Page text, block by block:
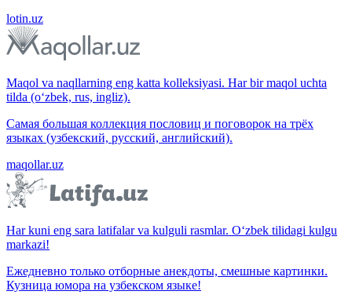
lotin.uz
Maqol va naqllarning eng katta kolleksiyasi. Har bir maqol uchta
tilda (o‘zbek, rus, ingliz).
Самая большая коллекция пословиц и поговорок на трёх
языках (узбекский, русский, английский).
maqollar.uz
Har kuni eng sara latifalar va kulguli rasmlar. O‘zbek tilidagi kulgu
markazi!
Ежедневно только отборные анекдоты, смешные картинки.
Кузница юмора на узбекском языке!